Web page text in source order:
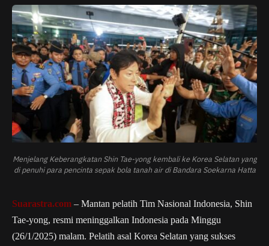
Menjelang Keberangkatan Shin Tae-yong kembali ke Korea Selatan yang
di penuhi para pencinta sepak bola tanah air di Bandara Soekarna Hatta
Suarastra.com – Mantan pelatih Tim Nasional Indonesia, Shin
Tae-yong, resmi meninggalkan Indonesia pada Minggu
(26/1/2025) malam. Pelatih asal Korea Selatan yang sukses